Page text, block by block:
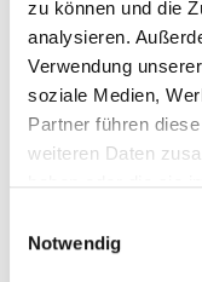
zu können und die
analysieren.
Verwendung
soziale Medien,
Partner führen
weiteren Daten
haben oder die sie
Notwendig
1 Aktuelles
2
1
2